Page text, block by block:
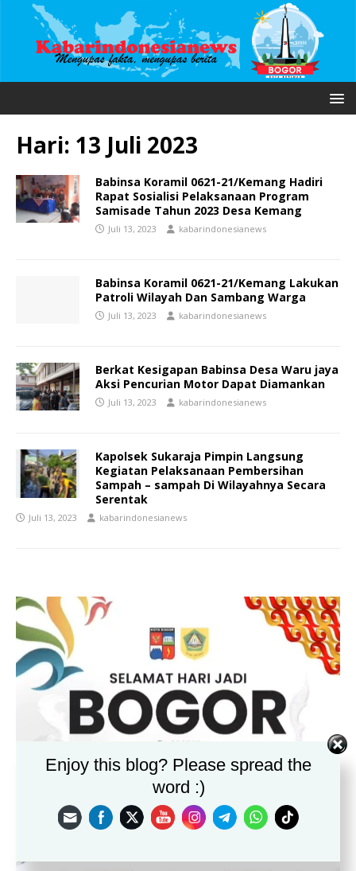
Hari: 13 Juli 2023
Babinsa Koramil 0621-21/Kemang Hadiri
Rapat Sosialisi Pelaksanaan Program
Samisade Tahun 2023 Desa Kemang
Juli 13, 2023 kabarindonesianews
Babinsa Koramil 0621-21/Kemang Lakukan
Patroli Wilayah Dan Sambang Warga
Juli 13, 2023 kabarindonesianews
Berkat Kesigapan Babinsa Desa Waru jaya
Aksi Pencurian Motor Dapat Diamankan
Juli 13, 2023 kabarindonesianews
Kapolsek Sukaraja Pimpin Langsung
Kegiatan Pelaksanaan Pembersihan
Sampah – sampah Di Wilayahnya Secara
Serentak
Juli 13, 2023 kabarindonesianews
Enjoy this blog? Please spread the
word :)